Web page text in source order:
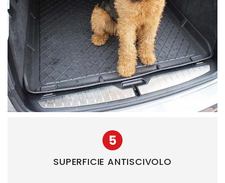
5
SUPERFICIE ANTISCIVOLO